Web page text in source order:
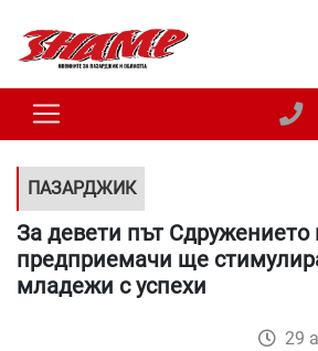
ПАЗАРДЖИК
За девети път Сдружението
предприемачи ще
младежи с успехи
29